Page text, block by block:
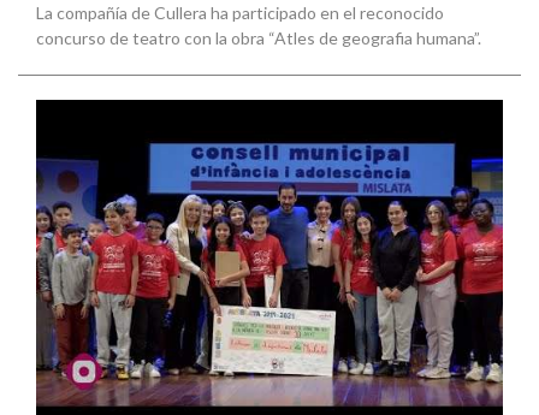
La compañía de Cullera ha participado en el reconocido
concurso de teatro con la obra “Atles de geografia humana”.